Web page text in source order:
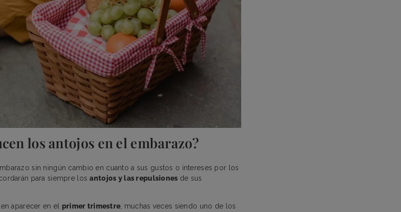
los antojos en el embarazo?
sin ningún cambio en cuanto a sus gustos o intereses por los
para siempre losantojos y las repulsiones de sus
aparecer en el primer trimestre , muchas veces siendo uno de los